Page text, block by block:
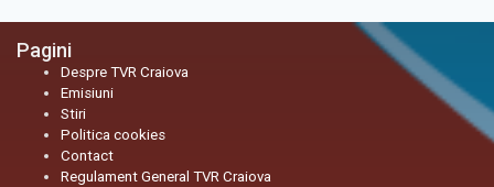
Pagini
Despre TVR Craiova
Emisiuni
Stiri
Politica cookies
Contact
Regulament General TVR Craiova